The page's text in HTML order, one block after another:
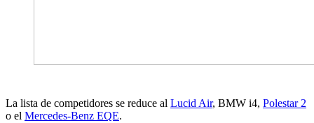
La lista de competidores se reduce al Lucid Air, BMW i4, Polestar 2
o el Mercedes-Benz EQE.